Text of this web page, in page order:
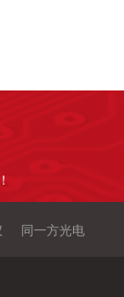
同一方光电